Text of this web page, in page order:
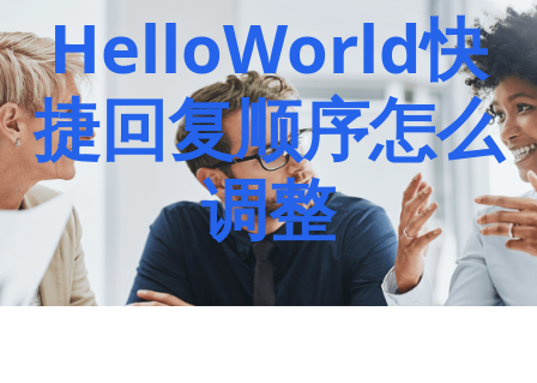
HelloWorld快
捷回复顺序怎么
调整